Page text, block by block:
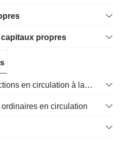
propres
ECS Nombre total d'actions en circulation à la date de dépôt
en circulation